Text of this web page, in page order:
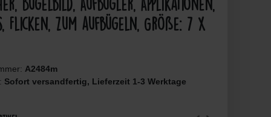
Bügelbild, Aufbügler, Applikationen,
Flicken, zum aufbügeln, Größe: 7 x
A2484m
Sofort versandfertig, Lieferzeit 1-3 Werktage